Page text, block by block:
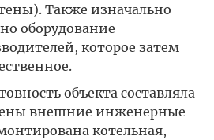
Также изначально
оборудование
которое затем
объекта составляла
внешние инженерные
котельная,